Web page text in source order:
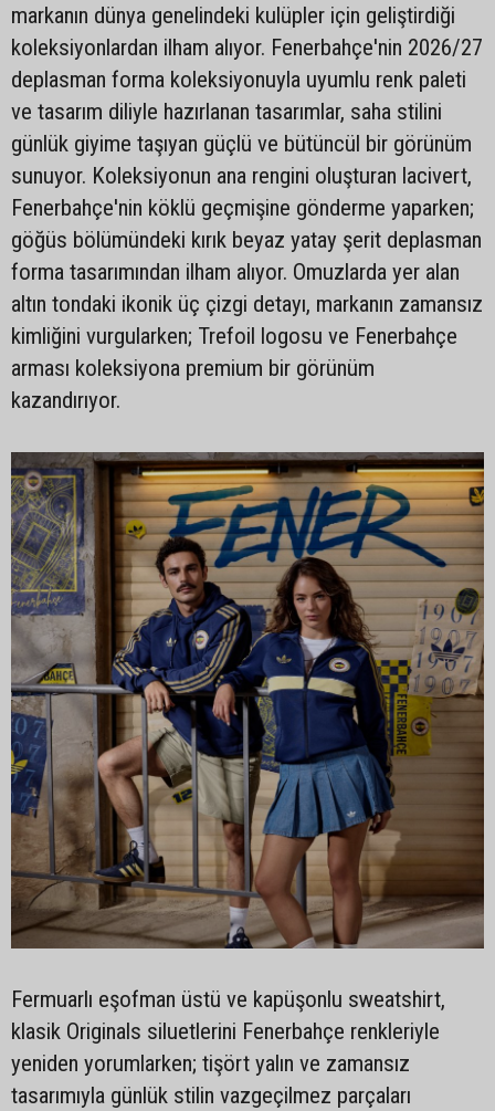
markanın dünya genelindeki kulüpler için geliştirdiği
koleksiyonlardan ilham alıyor. Fenerbahçe'nin 2026/27
deplasman forma koleksiyonuyla uyumlu renk paleti
ve tasarım diliyle hazırlanan tasarımlar, saha stilini
günlük giyime taşıyan güçlü ve bütüncül bir görünüm
sunuyor. Koleksiyonun ana rengini oluşturan lacivert,
Fenerbahçe'nin köklü geçmişine gönderme yaparken;
göğüs bölümündeki kırık beyaz yatay şerit deplasman
forma tasarımından ilham alıyor. Omuzlarda yer alan
altın tondaki ikonik üç çizgi detayı, markanın zamansız
kimliğini vurgularken; Trefoil logosu ve Fenerbahçe
arması koleksiyona premium bir görünüm
kazandırıyor.
Fermuarlı eşofman üstü ve kapüşonlu sweatshirt,
klasik Originals siluetlerini Fenerbahçe renkleriyle
yeniden yorumlarken; tişört yalın ve zamansız
tasarımıyla günlük stilin vazgeçilmez parçaları